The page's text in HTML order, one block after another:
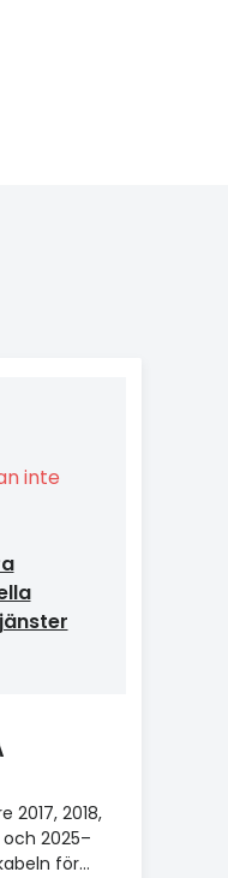
inte
2017, 2018,
och 2025–
för